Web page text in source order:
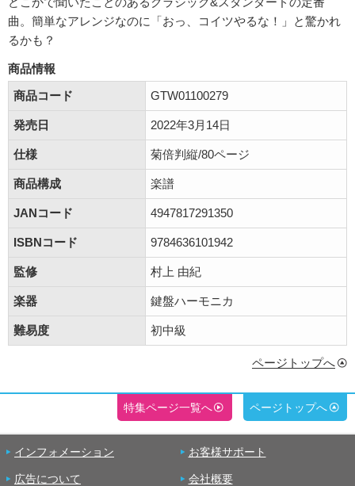
曲。簡単なアレンジなのに「おっ、コイツやるな！」と驚かれ
るかも？
商品情報
商品コード
GTW01100279
発売日 2022年3月14日
仕様 菊倍判縦/80ページ
商品構成 楽譜
JANコード 4947817291350
ISBNコード 9784636101942
監修 村上 由紀
楽器 鍵盤ハーモニカ
難易度 初中級
ページトップへ
特集ページ一覧へ ページトップへ
インフォメーション お客様サポート
広告について 会社概要